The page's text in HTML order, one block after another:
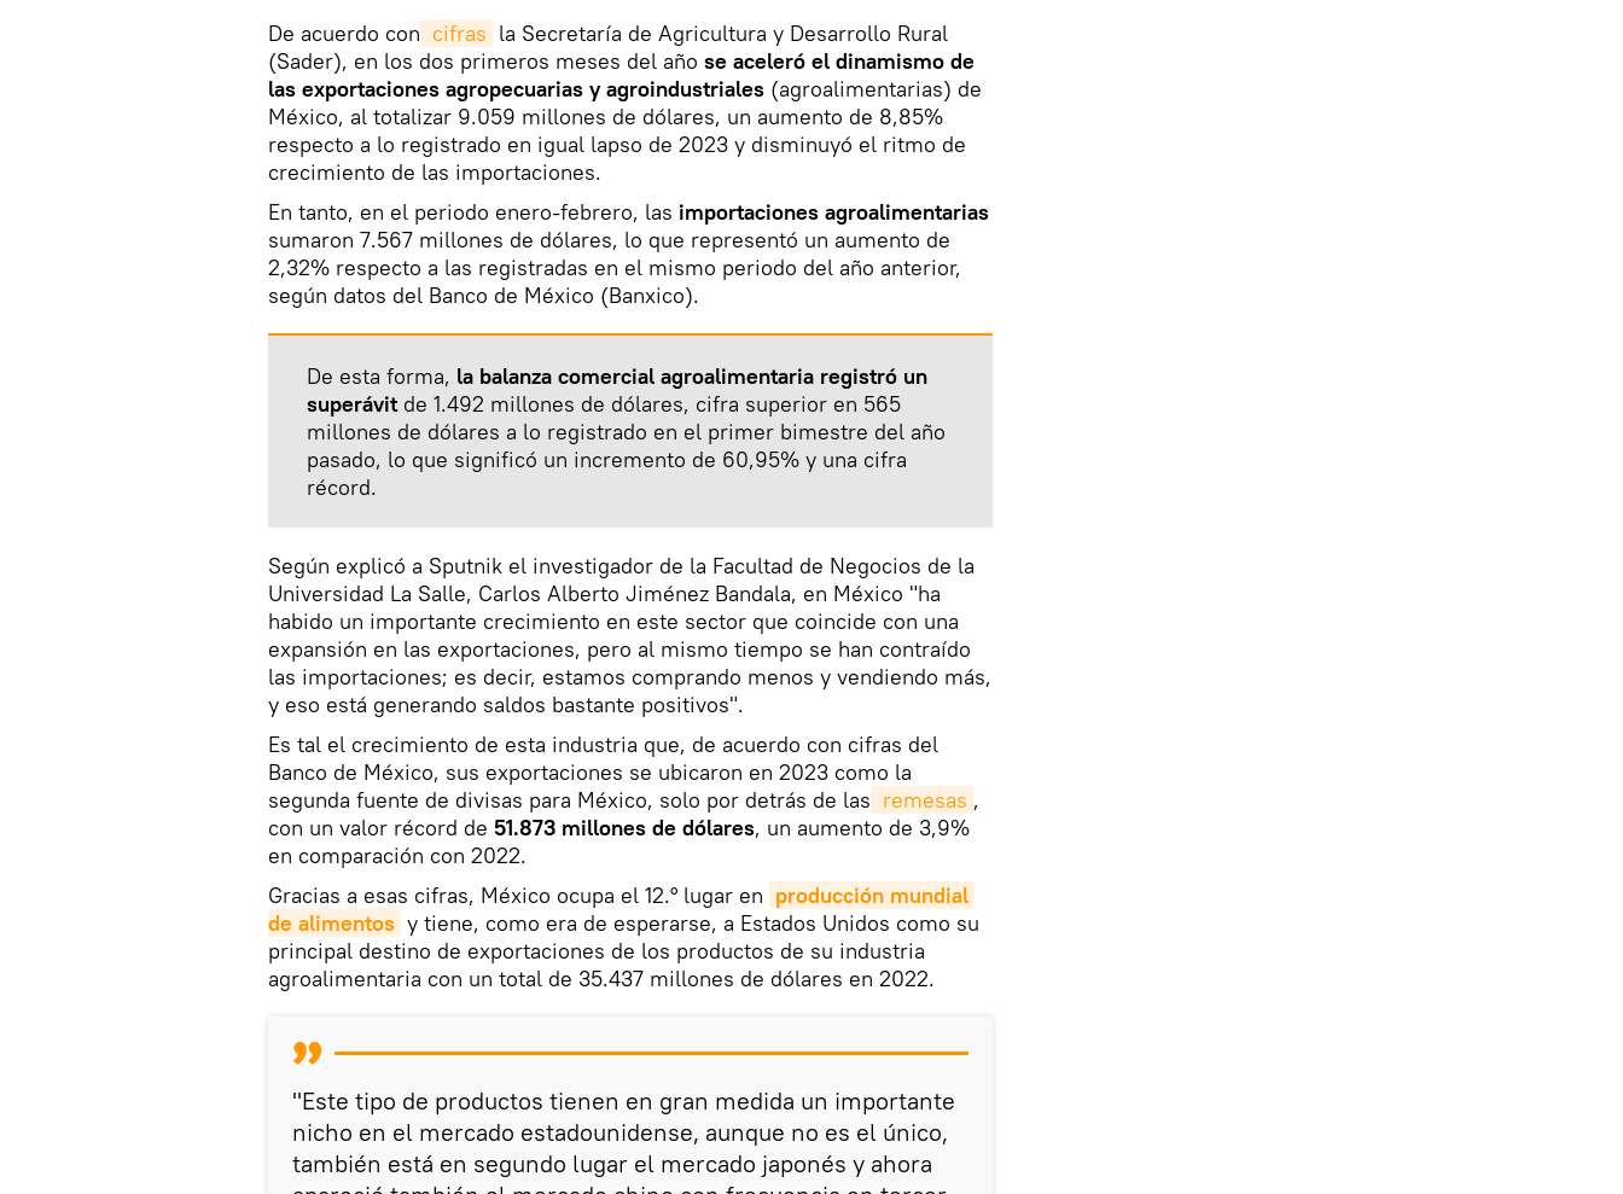
De acuerdo con cifras la Secretaría de Agricultura y Desarrollo Rural
(Sader), en los dos primeros meses del año se aceleró el dinamismo de
las exportaciones agropecuarias y agroindustriales (agroalimentarias) de
México, al totalizar 9.059 millones de dólares, un aumento de 8,85%
respecto a lo registrado en igual lapso de 2023 y disminuyó el ritmo de
crecimiento de las importaciones.
En tanto, en el periodo enero-febrero, las importaciones agroalimentarias
sumaron 7.567 millones de dólares, lo que representó un aumento de
2,32% respecto a las registradas en el mismo periodo del año anterior,
según datos del Banco de México (Banxico).
De esta forma, la balanza comercial agroalimentaria registró un
superávit de 1.492 millones de dólares, cifra superior en 565
millones de dólares a lo registrado en el primer bimestre del año
pasado, lo que significó un incremento de 60,95% y una cifra
récord.
Según explicó a Sputnik el investigador de la Facultad de Negocios de la
Universidad La Salle, Carlos Alberto Jiménez Bandala, en México "ha
habido un importante crecimiento en este sector que coincide con una
expansión en las exportaciones, pero al mismo tiempo se han contraído
las importaciones; es decir, estamos comprando menos y vendiendo más,
y eso está generando saldos bastante positivos".
Es tal el crecimiento de esta industria que, de acuerdo con cifras del
Banco de México, sus exportaciones se ubicaron en 2023 como la
segunda fuente de divisas para México, solo por detrás de las remesas ,
con un valor récord de 51.873 millones de dólares, un aumento de 3,9%
en comparación con 2022.
Gracias a esas cifras, México ocupa el 12.° lugar en producción mundial
de alimentos y tiene, como era de esperarse, a Estados Unidos como su
principal destino de exportaciones de los productos de su industria
agroalimentaria con un total de 35.437 millones de dólares en 2022.
"Este tipo de productos tienen en gran medida un importante
nicho en el mercado estadounidense, aunque no es el único,
también está en segundo lugar el mercado japonés y ahora